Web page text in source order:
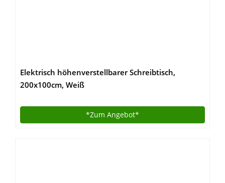
Elektrisch höhenverstellbarer Schreibtisch,
200x100cm, Weiß
*Zum Angebot*